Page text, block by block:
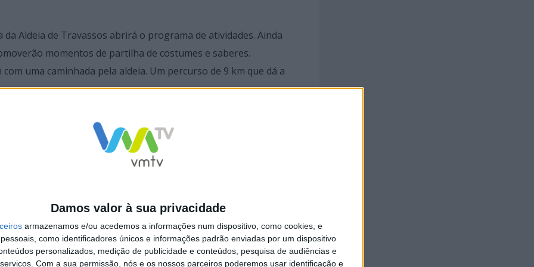
Damos valor à sua privacidade
armazenamos e/ou acedemos a informações num dispositivo, como cookies, e
como identificadores únicos e informações padrão enviadas por um dispositivo
personalizados, medição de publicidade e conteúdos, pesquisa de audiências e
Com a sua permissão, nós e os nossos parceiros poderemos usar identificação e
Aldeia de Travassos abrirá o programa de atividades. Ainda
momentos de partilha de costumes e saberes.
uma caminhada pela aldeia. Um percurso de 9 km que dá a
e carnes de elevada qualidade; os doces e os vinhos verdes; a
oficina do pão; os grupos de Zés Pereiras de Vilarinho e a
até ao anoitecer.
ajudou a recuperar numa das aldeias mais genuínas do